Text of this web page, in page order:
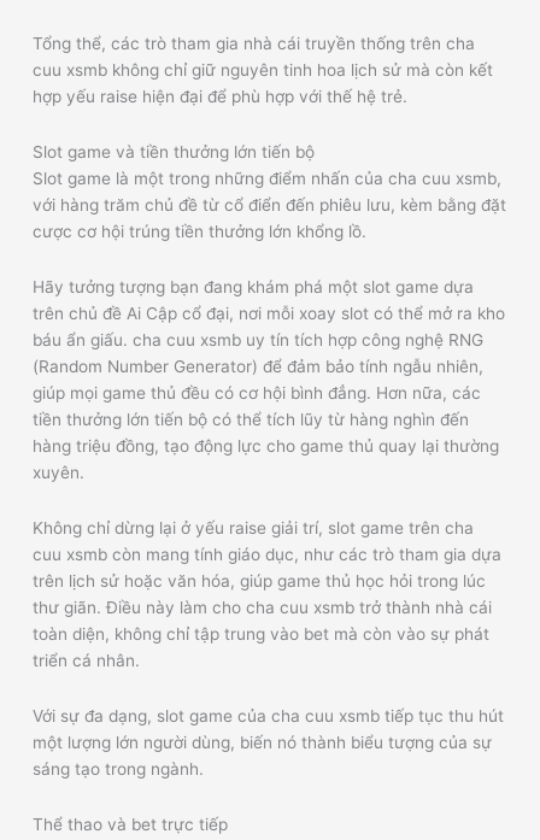
Tổng thể, các trò tham gia nhà cái truyền thống trên cha
cuu xsmb không chỉ giữ nguyên tinh hoa lịch sử mà còn kết
hợp yếu raise hiện đại để phù hợp với thế hệ trẻ.
Slot game và tiền thưởng lớn tiến bộ
Slot game là một trong những điểm nhấn của cha cuu xsmb,
với hàng trăm chủ đề từ cổ điển đến phiêu lưu, kèm bằng đặt
cược cơ hội trúng tiền thưởng lớn khổng lồ.
Hãy tưởng tượng bạn đang khám phá một slot game dựa
trên chủ đề Ai Cập cổ đại, nơi mỗi xoay slot có thể mở ra kho
báu ẩn giấu. cha cuu xsmb uy tín tích hợp công nghệ RNG
(Random Number Generator) để đảm bảo tính ngẫu nhiên,
giúp mọi game thủ đều có cơ hội bình đẳng. Hơn nữa, các
tiền thưởng lớn tiến bộ có thể tích lũy từ hàng nghìn đến
hàng triệu đồng, tạo động lực cho game thủ quay lại thường
xuyên.
Không chỉ dừng lại ở yếu raise giải trí, slot game trên cha
cuu xsmb còn mang tính giáo dục, như các trò tham gia dựa
trên lịch sử hoặc văn hóa, giúp game thủ học hỏi trong lúc
thư giãn. Điều này làm cho cha cuu xsmb trở thành nhà cái
toàn diện, không chỉ tập trung vào bet mà còn vào sự phát
triển cá nhân.
Với sự đa dạng, slot game của cha cuu xsmb tiếp tục thu hút
một lượng lớn người dùng, biến nó thành biểu tượng của sự
sáng tạo trong ngành.
Thể thao và bet trực tiếp